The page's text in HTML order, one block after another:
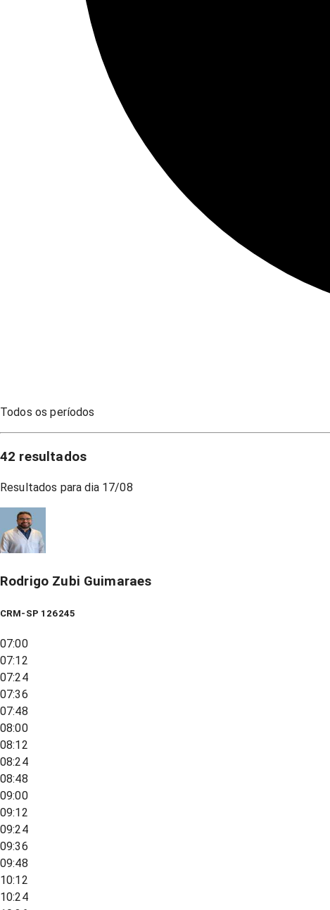
Todos os períodos
42 resultados
Resultados para dia 17/08
Rodrigo Zubi Guimaraes
CRM-SP 126245
07:00
07:12
07:24
07:36
07:48
08:00
08:12
08:24
08:48
09:00
09:12
09:24
09:36
09:48
10:12
10:24